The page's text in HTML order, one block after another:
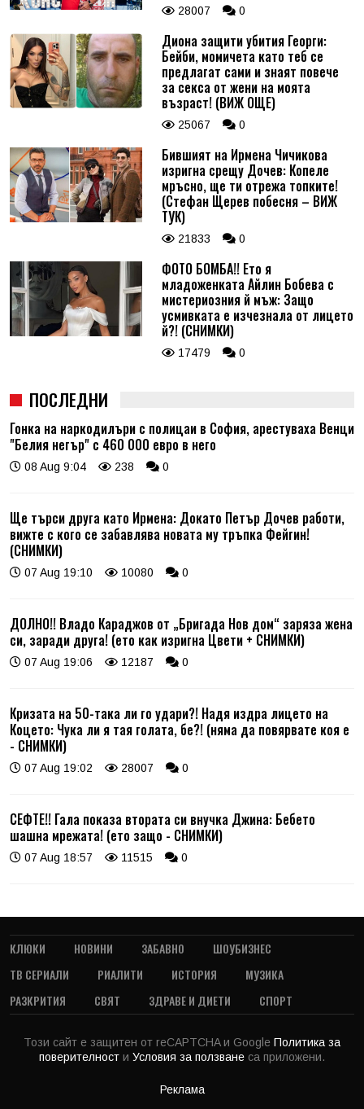
28007 0
Диона защити убития Георги:
Бейби, момичета като теб се
предлагат сами и знаят повече
за секса от жени на моята
възраст! (ВИЖ ОЩЕ)
25067 0
Бившият на Ирмена Чичикова
изригна срещу Дочев: Копеле
мръсно, ще ти отрежа топките!
(Стефан Щерев побесня – ВИЖ
ТУК)
21833 0
ФОТО БОМБА!! Ето я
младоженката Айлин Бобева с
мистериозния й мъж: Защо
усмивката е изчезнала от лицето
й?! (СНИМКИ)
17479 0
ПОСЛЕДНИ
Гонка на наркодилъри с полицаи в София, арестуваха Венци
"Белия негър" с 460 000 евро в него
08 Aug 9:04 238 0
Ще търси друга като Ирмена: Докато Петър Дочев работи,
вижте с кого се забавлява новата му тръпка Фейгин!
(СНИМКИ)
07 Aug 19:10 10080 0
ДОЛНО!! Владо Караджов от „Бригада Нов дом“ заряза жена
си, заради друга! (ето как изригна Цвети + СНИМКИ)
07 Aug 19:06 12187 0
Кризата на 50-така ли го удари?! Надя издра лицето на
Коцето: Чука ли я тая голата, бе?! (няма да повярвате коя е
- СНИМКИ)
07 Aug 19:02 28007 0
СЕФТЕ!! Гала показа втората си внучка Джина: Бебето
шашна мрежата! (ето защо - СНИМКИ)
07 Aug 18:57 11515 0
КЛЮКИ НОВИНИ ЗАБАВНО
ШОУБИЗНЕС
ТВ СЕРИАЛИ
РИАЛИТИ ИСТОРИЯ
МУЗИКА
РАЗКРИТИЯ
СВЯТ ЗДРАВЕ И ДИЕТИ СПОРТ
Този сайт е защитен от reCAPTCHA и Google Политика за
поверителност и Условия за ползване са приложени.
Реклама